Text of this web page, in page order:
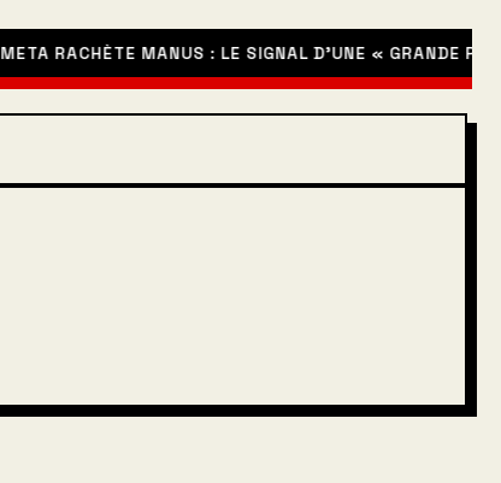
RACHÈTE MANUS : LE SIGNAL D’UNE « GRANDE